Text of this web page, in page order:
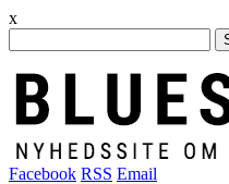
x
efter:
Facebook RSS Email